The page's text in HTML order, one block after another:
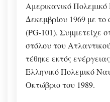
Αμερικανικό
Δεκεμβρίου 1969 με
(ΡG-101). Συμμετείχε
στόλου του
τέθηκε εκτός
Ελληνικό Πολεμικό
Οκτώβριο του 1989.